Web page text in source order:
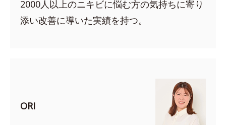
2000人以上のニキビに悩む方の気持ちに寄り
添い改善に導いた実績を持つ。
ORI